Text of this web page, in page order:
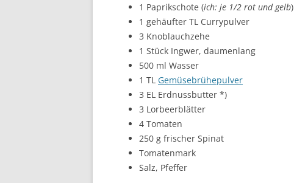
1 Paprikschote (ich: je 1/2 rot und gelb)
1 gehäufter TL Currypulver
3 Knoblauchzehe
1 Stück Ingwer, daumenlang
500 ml Wasser
1 TL Gemüsebrühepulver
3 EL Erdnussbutter *)
3 Lorbeerblätter
4 Tomaten
250 g frischer Spinat
Tomatenmark
Salz, Pfeffer